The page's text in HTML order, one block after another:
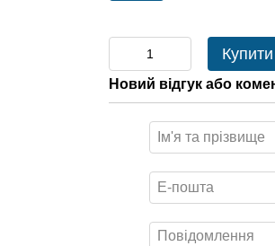
Купити
Новий відгук або